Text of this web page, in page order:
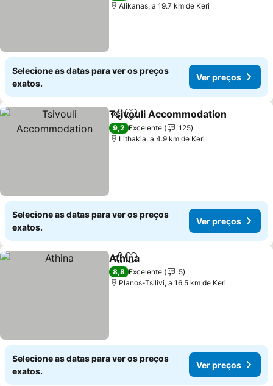
Alikanas, a 19.7 km de Keri
Selecione as datas para ver os preços
exatos.
Ver preços
PartilharAdicionar aos favoritos
Tsivouli Accommodation
9,2 Excelente
125
Lithakia, a 4.9 km de Keri
Selecione as datas para ver os preços
exatos.
Ver preços
PartilharAdicionar aos favoritos
Athina
8,8 Excelente
5
Planos-Tsilivi, a 16.5 km de Keri
Selecione as datas para ver os preços
exatos.
Ver preços